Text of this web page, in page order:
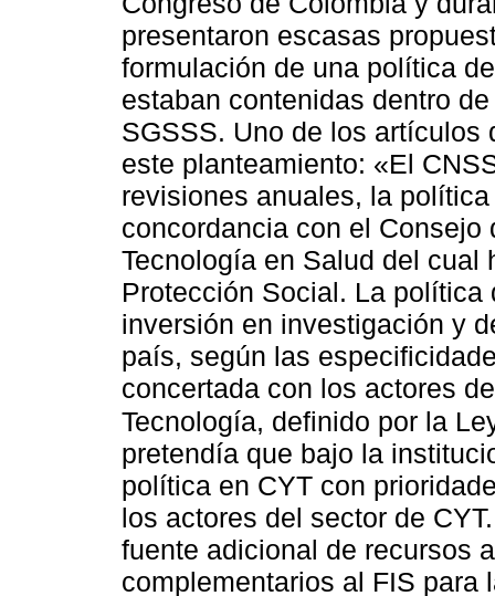
presentaron escasas
formulación de una política
estaban contenidas dentro
SGSSS. Uno de los artículos
este planteamiento: «El
revisiones anuales, la
concordancia con el
Tecnología en Salud del cual
Protección Social. La
inversión en investigación y
país, según las
concertada con los actores
Tecnología, definido por la
pretendía que bajo la
política en CYT con
los actores del sector de
fuente adicional de recursos
complementarios al FIS para